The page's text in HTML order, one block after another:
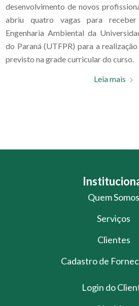
desenvolvimento de novos
abriu quatro vagas para
Engenharia Ambiental da
do Paraná (UTFPR) para a
previsto na grade curricular do curso.
Leia mais
Quem Somos
Serviços
Clientes
Cadastro de
Login do